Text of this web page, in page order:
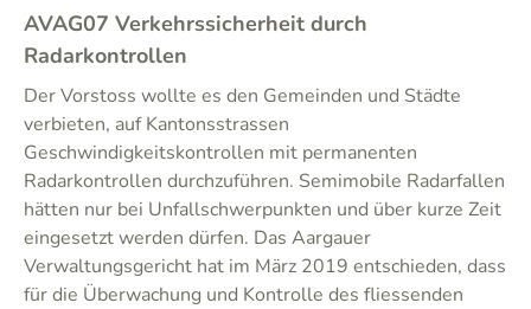
AVAG07 Verkehrssicherheit durch
Radarkontrollen
Der Vorstoss wollte es den Gemeinden und Städte
verbieten, auf Kantonsstrassen
Geschwindigkeitskontrollen mit permanenten
Radarkontrollen durchzuführen. Semimobile Radarfallen
hätten nur bei Unfallschwerpunkten und über kurze Zeit
eingesetzt werden dürfen. Das Aargauer
Verwaltungsgericht hat im März 2019 entschieden, dass
für die Überwachung und Kontrolle des fliessenden